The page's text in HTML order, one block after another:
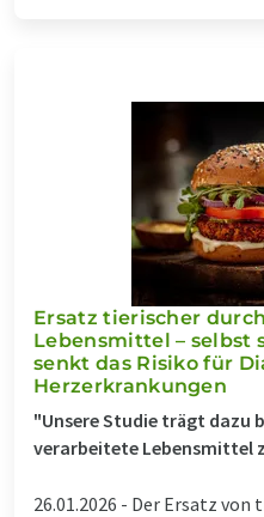
Ersatz tierischer
Lebensmittel – selbst
senkt das Risiko für
Herzerkrankungen
"Unsere Studie trägt dazu
verarbeitete Lebensmittel
26.01.2026 - Der Ersatz von